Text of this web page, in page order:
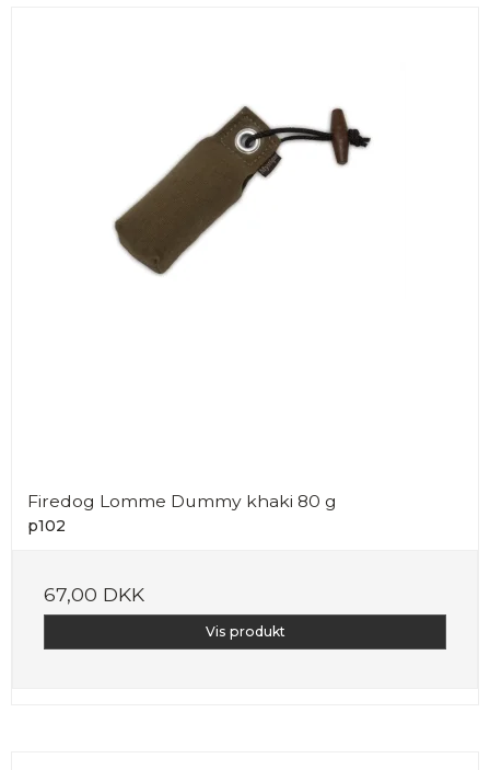
Firedog Lomme Dummy khaki 80 g
p102
67,00 DKK
Vis produkt